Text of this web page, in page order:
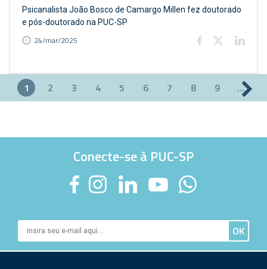
Psicanalista João Bosco de Camargo Millen fez doutorado
e pós-doutorado na PUC-SP
24/mar/2025
Páginas
1 2 3 4 5 6 7 8 9 …
Conecte-se à PUC-SP